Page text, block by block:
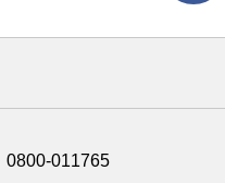
0800-011765